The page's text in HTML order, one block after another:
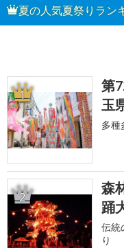
夏の人気夏祭りラン
1
第
玉
多種
2
森
踊
伝統
り